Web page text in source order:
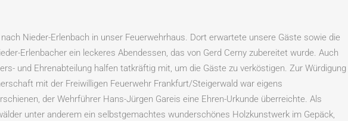
Nieder-Erlenbach in unser Feuerwehrhaus. Dort erwartete unsere Gäste sowie die
Erlenbacher ein leckeres Abendessen, das von Gerd Cerny zubereitet wurde. Auch
und Ehrenabteilung halfen tatkräftig mit, um die Gäste zu verköstigen. Zur Würdigung
mit der Freiwilligen Feuerwehr Frankfurt/Steigerwald war eigens
der Wehrführer Hans-Jürgen Gareis eine Ehren-Urkunde überreichte. Als
unter anderem ein selbstgemachtes wunderschönes Holzkunstwerk im Gepäck,